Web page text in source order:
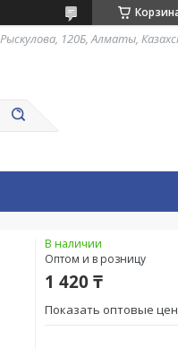
Рыскулова, 120Б, Алматы,
В наличии
Оптом и в розницу
1 420 ₸
Показать оптовые